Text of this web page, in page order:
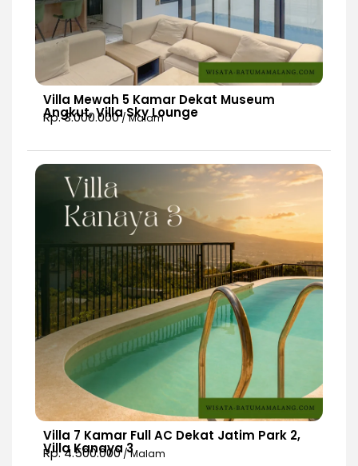
Villa Mewah 5 Kamar Dekat Museum
Angkut, Villa Sky Lounge
Rp. 3.000.000/ Malam
Villa 7 Kamar Full AC Dekat Jatim Park 2,
Villa Kanaya 3
Rp. 4.500.000/ Malam